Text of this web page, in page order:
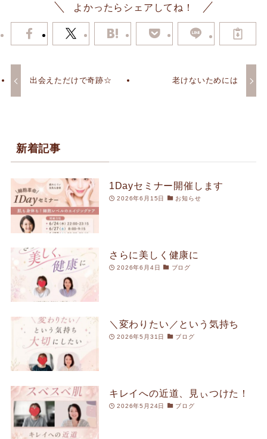
よかったらシェアしてね！
⁡⁡出会えただけで奇跡☆ 老けないためには
新着記事
1Dayセミナー開催します
2026年6月15日 お知らせ
さらに美しく健康に
2026年6月4日 ブログ
＼変わりたい／という気持ち
2026年5月31日 ブログ
キレイへの近道、見ぃつけた！
2026年5月24日 ブログ